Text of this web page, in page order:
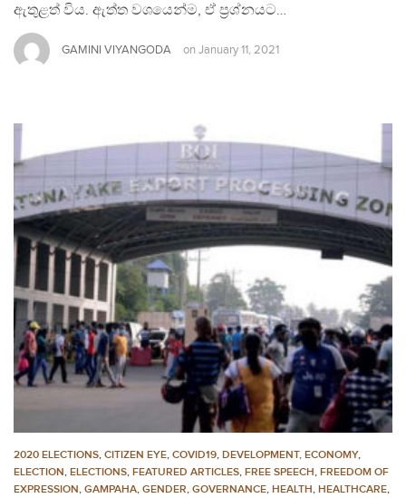
ඇතුළත් විය. ඇත්ත වශයෙන්ම, ඒ ප‍්‍රශ්නයට…
GAMINI VIYANGODA on January 11, 2021
2020 ELECTIONS, CITIZEN EYE, COVID19, DEVELOPMENT, ECONOMY,
ELECTION, ELECTIONS, FEATURED ARTICLES, FREE SPEECH, FREEDOM OF
EXPRESSION, GAMPAHA, GENDER, GOVERNANCE, HEALTH, HEALTHCARE,